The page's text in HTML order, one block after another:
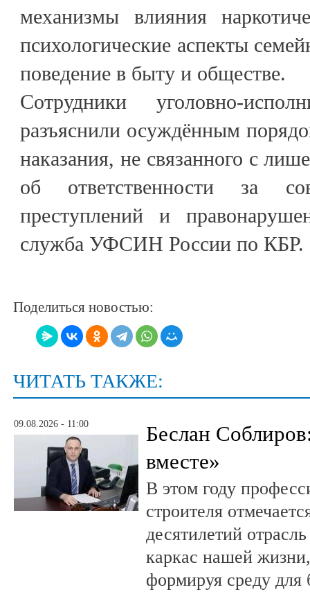
механизмы влияния
психологические аспекты
поведение в быту и обществе.
Сотрудники уголовно-
разъяснили осуждённым
наказания, не связанного с
об ответственности за
преступлений и
служба УФСИН России по КБР.
Поделиться новостью:
ЧИТАТЬ ТАКЖЕ:
09.08.2026 - 11:00
Беслан
вместе»
В этом году
строителя
десятилетий
каркас нашей
формируя среду